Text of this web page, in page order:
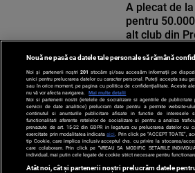
SPORT
A plecat de
pentru
alt club din
Nouă ne pasă ca datele tale personale să rămână
Noi și partenerii noștri 201 stocăm și/sau accesăm informații pe
unici pentru prelucrarea datelor cu caracter personal. Puteți accepta sau
sau în orice moment, pe pagina cu politica de confidențialitate. Aceste
nu vă vor afecta navigarea.
Mai multe detalii
Noi si partenerii nostri (retelele de socializare si agentiile de publicitate
servicii de date analitice) prelucram date pentru a permite website-
continutul si anunturile publicitare afisate in functie de interesele
functionalitati aferente retelelor de socializare si pentru a analiza
prevazute de art. 15-22 din GDPR in legatura cu prelucrarea datelor cu
exercitate prin modalitatea indicataaici . Prin click pe “ACCEPT TOATE”,
tip Cookie, care implica inclusiv acceptul dvs. cu privire la stocarea/
care colaboram. Prin click pe “VREAU SA MODIFIC SETARILE
individual, mai putin cele legate de cookie strict necesare pentru
Atât noi, cât și partenerii noștri prelucrăm datele